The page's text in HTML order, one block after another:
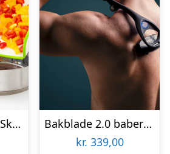
Multifunktionelt Skærebræt – KitchPro
Bakblade 2.0 baberskraber til ryggen
kr. 339,00